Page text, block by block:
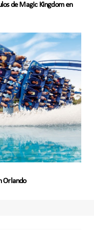
de Magic Kingdom en
Orlando